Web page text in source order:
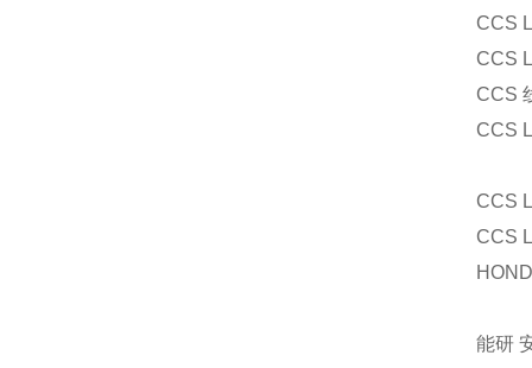
CCS
CCS
CCS
CCS
CCS
CCS
能研